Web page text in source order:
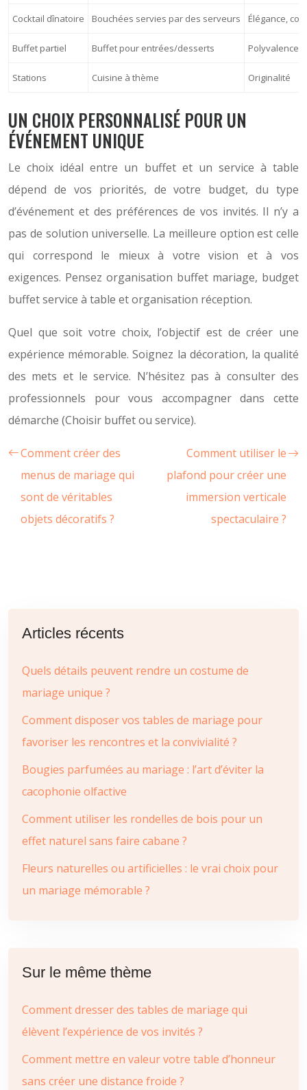
Cocktail dînatoire Bouchées servies par des serveurs Élégance,
Buffet partiel Buffet pour entrées/desserts Polyvalence
Stations Cuisine à thème Originalité
UN CHOIX PERSONNALISÉ POUR UN
ÉVÉNEMENT UNIQUE
Le choix idéal entre un buffet et un service à table
dépend de vos priorités, de votre budget, du type
d’événement et des préférences de vos invités. Il n’y a
pas de solution universelle. La meilleure option est celle
qui correspond le mieux à votre vision et à vos
exigences. Pensez organisation buffet mariage, budget
buffet service à table et organisation réception.
Quel que soit votre choix, l’objectif est de créer une
expérience mémorable. Soignez la décoration, la qualité
des mets et le service. N’hésitez pas à consulter des
professionnels pour vous accompagner dans cette
démarche (Choisir buffet ou service).
Comment créer des
menus de mariage qui
sont de véritables
objets décoratifs ?
Comment utiliser le
plafond pour créer une
immersion verticale
spectaculaire ?
Articles récents
Quels détails peuvent rendre un costume de
mariage unique ?
Comment disposer vos tables de mariage pour
favoriser les rencontres et la convivialité ?
Bougies parfumées au mariage : l’art d’éviter la
cacophonie olfactive
Comment utiliser les rondelles de bois pour un
effet naturel sans faire cabane ?
Fleurs naturelles ou artificielles : le vrai choix pour
un mariage mémorable ?
Sur le même thème
Comment dresser des tables de mariage qui
élèvent l’expérience de vos invités ?
Comment mettre en valeur votre table d’honneur
sans créer une distance froide ?